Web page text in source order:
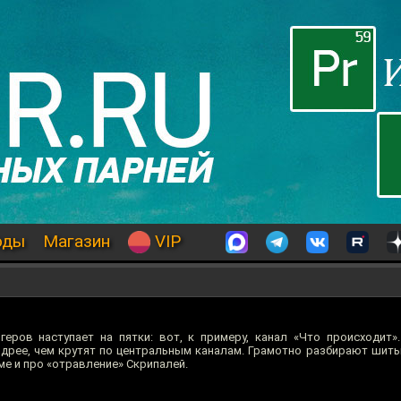
Магазин VIP
наступает на пятки: вот, к примеру, канал «Что
чем крутят по центральным каналам. Грамотно разбирают
и про «отравление» Скрипалей.